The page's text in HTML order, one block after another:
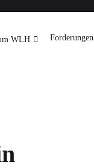
WLH Forderungen